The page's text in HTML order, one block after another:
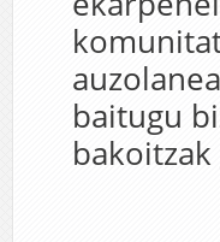
baitugu